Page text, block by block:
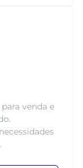
venda e